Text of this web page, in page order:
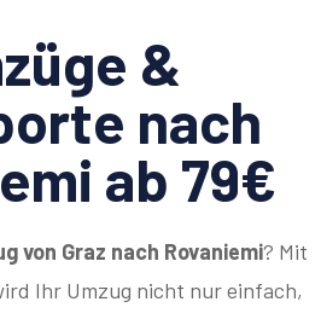
&
nach
ab 79€
von Graz nach Rovaniemi? Mit
Ihr Umzug nicht nur einfach,